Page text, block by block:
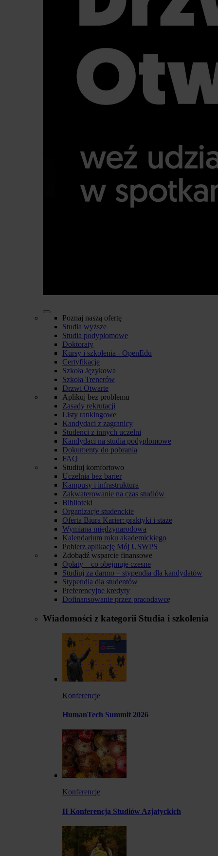
Poznaj naszą ofertę
Studia wyższe
Studia podyplomowe
Doktoraty
Kursy i szkolenia - OpenEdu
Certyfikacje
Szkoła Językowa
Szkoła Trenerów
Drzwi Otwarte
Aplikuj bez problemu
Zasady rekrutacji
Listy rankingowe
Kandydaci z zagranicy
Studenci z innych uczelni
Kandydaci na studia podyplomowe
Dokumenty do pobrania
FAQ
Studiuj komfortowo
Uczelnia bez barier
Kampusy i infrastruktura
Zakwaterowanie na czas studiów
Biblioteki
Organizacje studenckie
Oferta Biura Karier: praktyki i staże
Wymiana międzynarodowa
Kalendarium roku akademickiego
Pobierz aplikację Mój USWPS
Zdobądź wsparcie finansowe
Opłaty – co obejmuje czesne
Studiuj za darmo – stypendia dla kandydatów
Stypendia dla studentów
Preferencyjne kredyty
Dofinansowanie przez pracodawcę
Wiadomości z kategorii Studia i szkolenia
Konferencje
HumanTech Summit 2026
Konferencje
II Konferencja Studiów Azjatyckich